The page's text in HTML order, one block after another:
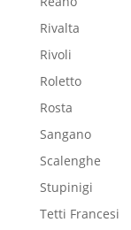
Rivalta
Rivoli
Roletto
Rosta
Sangano
Scalenghe
Stupinigi
Tetti Francesi